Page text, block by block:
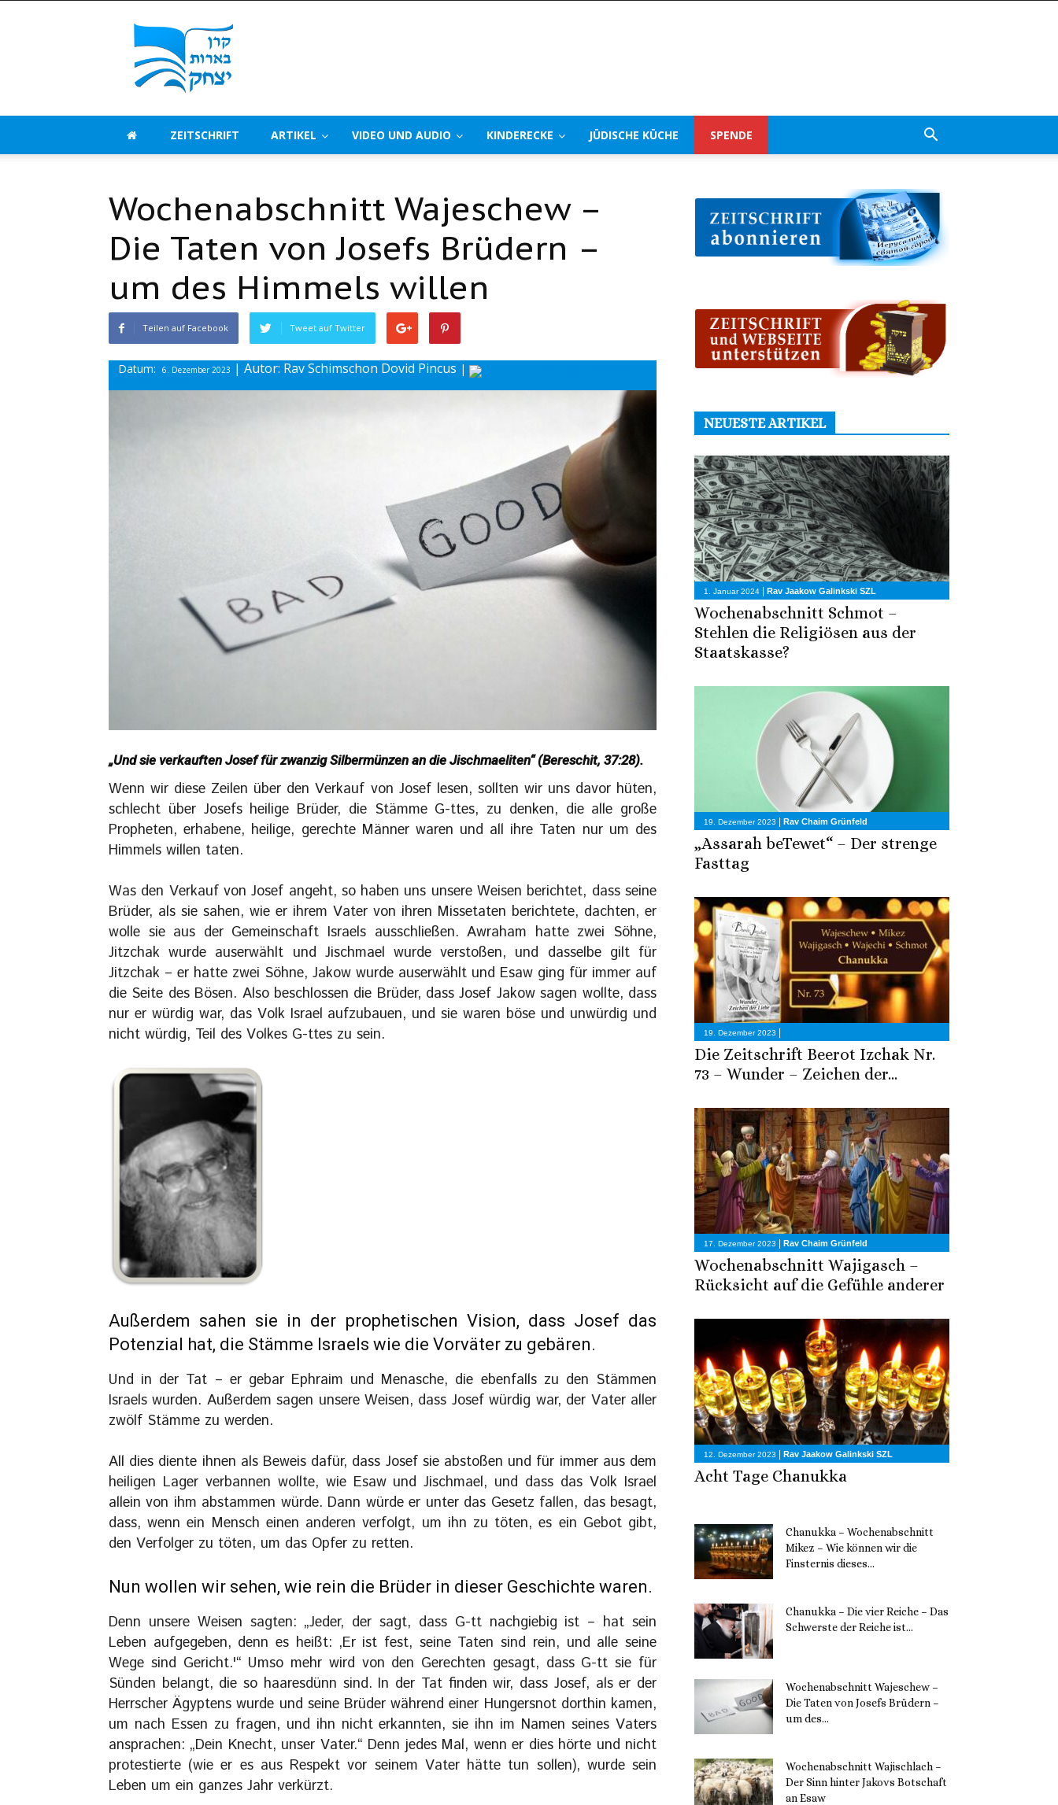
Beerot
Izchak
Deutschland
ZEITSCHRIFT ARTIKEL VIDEO UND AUDIO KINDERECKE JÜDISCHE KÜCHE SPENDE
Wochenabschnitt Wajeschew –
Die Taten von Josefs Brüdern –
um des Himmels willen
Teilen auf Facebook Tweet auf Twitter
Datum: 6. Dezember 2023 | Autor: Rav Schimschon Dovid Pincus |
„Und sie verkauften Josef für zwanzig Silbermünzen an die Jischmaeliten“ (Bereschit, 37:28).
Wenn wir diese Zeilen über den Verkauf von Josef lesen, sollten wir uns davor hüten,
schlecht über Josefs heilige Brüder, die Stämme G-ttes, zu denken, die alle große
Propheten, erhabene, heilige, gerechte Männer waren und all ihre Taten nur um des
Himmels willen taten.
Was den Verkauf von Josef angeht, so haben uns unsere Weisen berichtet, dass seine
Brüder, als sie sahen, wie er ihrem Vater von ihren Missetaten berichtete, dachten, er
wolle sie aus der Gemeinschaft Israels ausschließen. Awraham hatte zwei Söhne,
Jitzchak wurde auserwählt und Jischmael wurde verstoßen, und dasselbe gilt für
Jitzchak – er hatte zwei Söhne, Jakow wurde auserwählt und Esaw ging für immer auf
die Seite des Bösen. Also beschlossen die Brüder, dass Josef Jakow sagen wollte, dass
nur er würdig war, das Volk Israel aufzubauen, und sie waren böse und unwürdig und
nicht würdig, Teil des Volkes G-ttes zu sein.
Außerdem sahen sie in der prophetischen Vision, dass Josef das
Potenzial hat, die Stämme Israels wie die Vorväter zu gebären.
Und in der Tat – er gebar Ephraim und Menasche, die ebenfalls zu den Stämmen
Israels wurden. Außerdem sagen unsere Weisen, dass Josef würdig war, der Vater aller
zwölf Stämme zu werden.
All dies diente ihnen als Beweis dafür, dass Josef sie abstoßen und für immer aus dem
heiligen Lager verbannen wollte, wie Esaw und Jischmael, und dass das Volk Israel
allein von ihm abstammen würde. Dann würde er unter das Gesetz fallen, das besagt,
dass, wenn ein Mensch einen anderen verfolgt, um ihn zu töten, es ein Gebot gibt,
den Verfolger zu töten, um das Opfer zu retten.
Nun wollen wir sehen, wie rein die Brüder in dieser Geschichte waren.
Denn unsere Weisen sagten: „Jeder, der sagt, dass G-tt nachgiebig ist – hat sein
Leben aufgegeben, denn es heißt: ‚Er ist fest, seine Taten sind rein, und alle seine
Wege sind Gericht.'“ Umso mehr wird von den Gerechten gesagt, dass G-tt sie für
Sünden belangt, die so haaresdünn sind. In der Tat finden wir, dass Josef, als er der
Herrscher Ägyptens wurde und seine Brüder während einer Hungersnot dorthin kamen,
um nach Essen zu fragen, und ihn nicht erkannten, sie ihn im Namen seines Vaters
ansprachen: „Dein Knecht, unser Vater.“ Denn jedes Mal, wenn er dies hörte und nicht
protestierte (wie er es aus Respekt vor seinem Vater hätte tun sollen), wurde sein
Leben um ein ganzes Jahr verkürzt.
NEUESTE ARTIKEL
1. Januar 2024 | Rav Jaakow Galinkski SZL
Wochenabschnitt Schmot –
Stehlen die Religiösen aus der
Staatskasse?
19. Dezember 2023 | Rav Chaim Grünfeld
„Assarah beTewet“ – Der strenge
Fasttag
19. Dezember 2023 |
Die Zeitschrift Beerot Izchak Nr.
73 – Wunder – Zeichen der...
17. Dezember 2023 | Rav Chaim Grünfeld
Wochenabschnitt Wajigasch –
Rücksicht auf die Gefühle anderer
12. Dezember 2023 | Rav Jaakow Galinkski SZL
Acht Tage Chanukka
Chanukka – Wochenabschnitt
Mikez – Wie können wir die
Finsternis dieses...
Chanukka – Die vier Reiche – Das
Schwerste der Reiche ist...
Wochenabschnitt Wajeschew –
Die Taten von Josefs Brüdern –
um des...
Wochenabschnitt Wajischlach –
Der Sinn hinter Jakovs Botschaft
an Esaw